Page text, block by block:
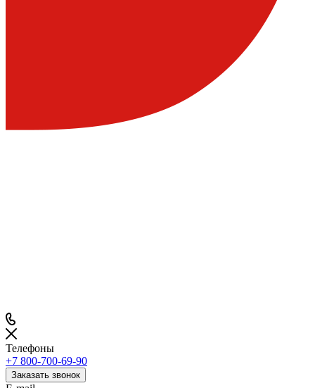
Телефоны
+7 800-700-69-90
Заказать звонок